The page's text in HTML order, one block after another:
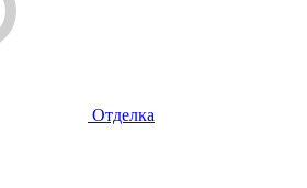
Отделка